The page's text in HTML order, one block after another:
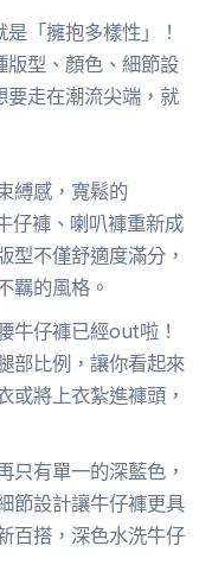
「擁抱多樣性」！
版型、顏色、細節設
要走在潮流尖端，就
縛感，寬鬆的
仔褲、喇叭褲重新成
型不僅舒適度滿分，
羈的風格。
牛仔褲已經out啦！
部比例，讓你看起來
或將上衣紮進褲頭，
只有單一的深藍色，
節設計讓牛仔褲更具
百搭，深色水洗牛仔